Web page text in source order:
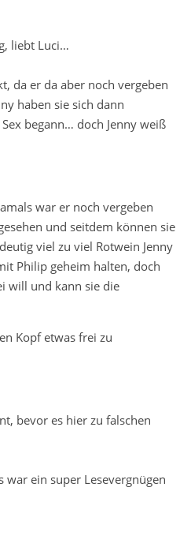
liebt Luci…
da er da aber noch vergeben
haben sie sich dann
begann… doch Jenny weiß
war er noch vergeben
und seitdem können sie
viel zu viel Rotwein Jenny
Philip geheim halten, doch
will und kann sie die
Kopf etwas frei zu
bevor es hier zu falschen
ein super Lesevergnügen